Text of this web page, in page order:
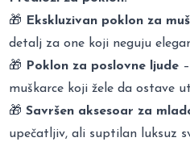
🎁
Ekskluzivan poklon za
detalj za one koji neguju
🎁
Poklon za poslovne ljude
muškarce koji žele da ostave
🎁Savršen aksesoar za
upečatljiv, ali suptilan luksuz